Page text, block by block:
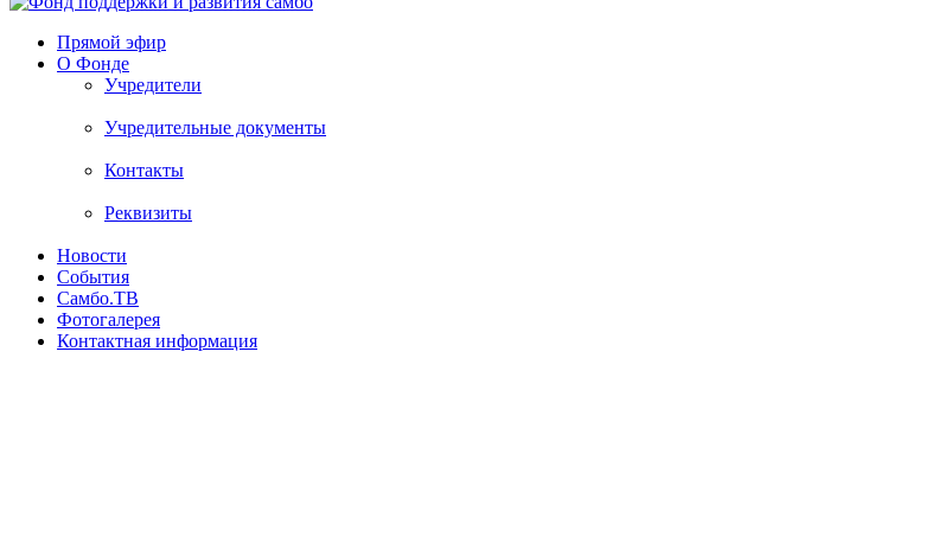
Прямой эфир
О Фонде
Учредители
Учредительные документы
Контакты
Реквизиты
Новости
События
Самбо.ТВ
Фотогалерея
Контактная информация